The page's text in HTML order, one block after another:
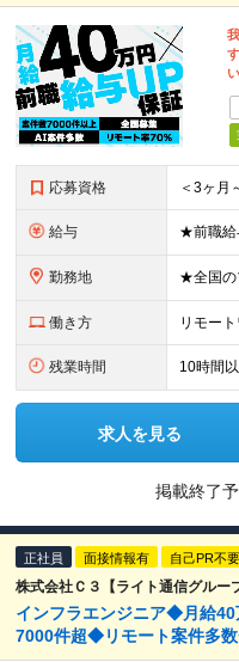
応募資格
給与
勤務地
働き方 リモー
残業時間 10時間
求人を見る
掲載終了
正社員 面接情報有 自己PR不要
株式会社Ｃ３【ライト通信グルー
インフラエンジニア◆月給
7000件超◆リモート案件多